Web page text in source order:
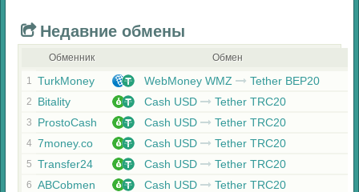
Недавние обмены
Обменник Обмен
1 TurkMoney WebMoney WMZ Tether BEP20
2 Bitality Cash USD Tether TRC20
3 ProstoCash Cash USD Tether TRC20
4 7money.co Cash USD Tether TRC20
5 Transfer24 Cash USD Tether TRC20
6 ABCobmen Cash USD Tether TRC20